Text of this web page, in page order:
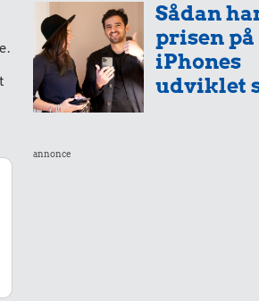
Sådan
prisen på
iPhones
udviklet
annonce